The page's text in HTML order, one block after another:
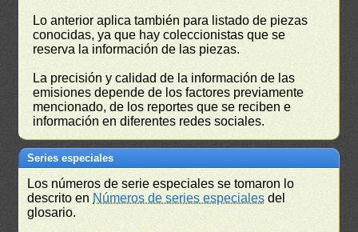
Lo anterior aplica también para listado de piezas
conocidas, ya que hay coleccionistas que se
reserva la información de las piezas.
La precisión y calidad de la información de las
emisiones depende de los factores previamente
mencionado, de los reportes que se reciben e
información en diferentes redes sociales.
Series especiales
Los números de serie especiales se tomaron lo
descrito en Números de series especiales del
glosario.